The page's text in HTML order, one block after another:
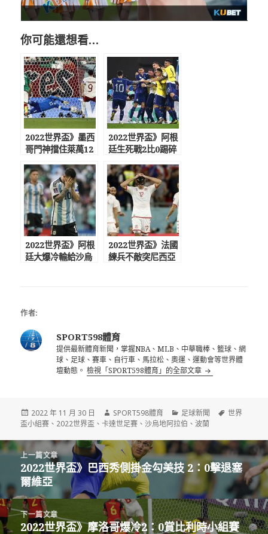
你可能還想看…
2022世界盃》墨西
哥門神擋住萊萬12
2022世界盃》阿根
廷生死戰2比0踢碎
2022世界盃》阿根
廷大爆冷輸給沙烏
2022世界盃》法國
練兵不敵突尼西亞
作者:
SPORT598體育
提供最新體育新聞，掌握NBA、MLB、中華職棒、籃球、網
球、足球、賽車、自行車、馬拉松、奧運、運動會等世界體
壇動態。檢視「SPORT598體育」的全部文章
發
佈
期:
2022 年 11 月 30 日
作
者
SPORT598體育
分
類
足球新聞
標
世界
盃小組賽 、 2022世界盃 、卡達世足賽 、沙烏地阿拉伯 、波蘭
文
上一篇文章
上
一
篇
文
章:
2022世界盃》巴西秀側掛金勾美技 2：0擊退塞
爾維亞
下一篇文章
下
2022世界盃》摩洛哥爆冷2：0賞比利時小組賽